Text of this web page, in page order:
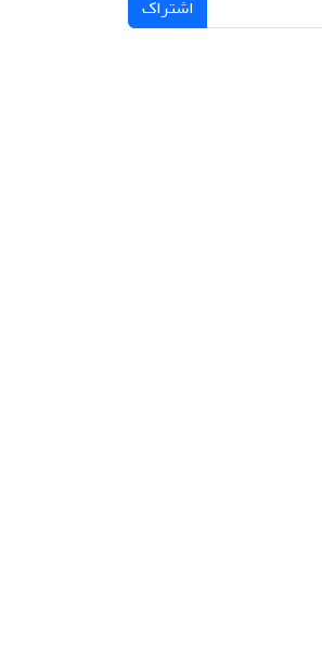
اشتراک